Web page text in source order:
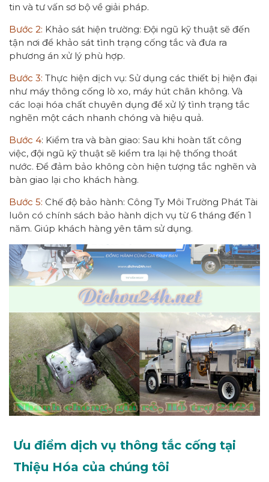
tin và tư vấn sơ bộ về giải pháp.
Bước 2: Khảo sát hiện trường: Đội ngũ kỹ thuật sẽ đến
tận nơi để khảo sát tình trạng cống tắc và đưa ra
phương án xử lý phù hợp.
Bước 3: Thực hiện dịch vụ: Sử dụng các thiết bị hiện đại
như máy thông cống lò xo, máy hút chân không. Và
các loại hóa chất chuyên dụng để xử lý tình trạng tắc
nghẽn một cách nhanh chóng và hiệu quả.
Bước 4: Kiểm tra và bàn giao: Sau khi hoàn tất công
việc, đội ngũ kỹ thuật sẽ kiểm tra lại hệ thống thoát
nước. Để đảm bảo không còn hiện tượng tắc nghẽn và
bàn giao lại cho khách hàng.
Bước 5: Chế độ bảo hành: Công Ty Môi Trường Phát Tài
luôn có chính sách bảo hành dịch vụ từ 6 tháng đến 1
năm. Giúp khách hàng yên tâm sử dụng.
Ưu điểm dịch vụ thông tắc cống tại
Thiệu Hóa của chúng tôi